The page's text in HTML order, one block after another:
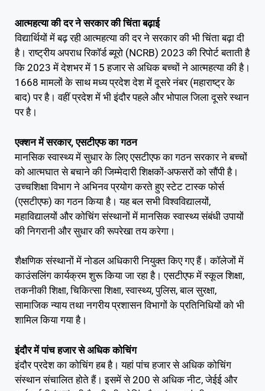
आत्महत्या की दर ने सरकार की चिंता बढ़ाई
विद्यार्थियों में बढ़ रही आत्महत्या की दर ने सरकार की भी चिंता बढ़ा दी
है। राष्ट्रीय अपराध रिकॉर्ड ब्यूरो (NCRB) 2023 की रिपोर्ट बताती है
कि 2023 में देशभर में 15 हजार से अधिक बच्चों ने आत्महत्या की है।
1668 मामलों के साथ मध्य प्रदेश देश में दूसरे नंबर (महाराष्ट्र के
बाद) पर है। वहीं प्रदेश में भी इंदौर पहले और भोपाल जिला दूसरे स्थान
पर है।
एक्शन में सरकार, एसटीएफ का गठन
मानसिक स्वास्थ्य में सुधार के लिए एसटीएफ का गठन सरकार ने बच्चों
को आत्मघात से बचाने की जिम्मेदारी शिक्षकों-अफसरों को सौंपी है।
उच्चशिक्षा विभाग ने अभिनव प्रयोग करते हुए स्टेट टास्क फोर्स
(एसटीएफ) का गठन किया है। यह बल सभी विश्वविद्यालयों,
महाविद्यालयों और कोचिंग संस्थानों में मानसिक स्वास्थ्य संबंधी उपायों
की निगरानी और सुधार की रूपरेखा तय करेगा।
शैक्षणिक संस्थानों में नोडल अधिकारी नियुक्त किए गए हैं। कॉलेजों में
काउंसलिंग कार्यक्रम शुरू किया जा रहा है। एसटीएफ में स्कूल शिक्षा,
तकनीकी शिक्षा, चिकित्सा शिक्षा, स्वास्थ्य, पुलिस, बाल सुरक्षा,
सामाजिक न्याय तथा नगरीय प्रशासन विभागों के प्रतिनिधियों को भी
शामिल किया गया है।
इंदौर में पांच हजार से अधिक कोचिंग
इंदौर प्रदेश का कोचिंग हब है। यहां पांच हजार से अधिक कोचिंग
संस्थान संचालित होते हैं। इसमें से 200 से अधिक नीट, जेईई और